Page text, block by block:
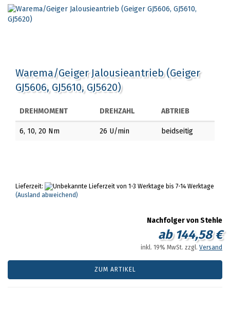
Warema/Geiger Jalousieantrieb (Geiger
GJ5606, GJ5610, GJ5620)
DREHMOMENT DREHZAHL ABTRIEB
6, 10, 20 Nm 26 U/min beidseitig
Lieferzeit:
von 1-3 Werktage bis 7-14 Werktage
(Ausland abweichend)
Nachfolger von Stehle
ab 144,58 €
inkl. 19% MwSt. zzgl. Versand
ZUM ARTIKEL